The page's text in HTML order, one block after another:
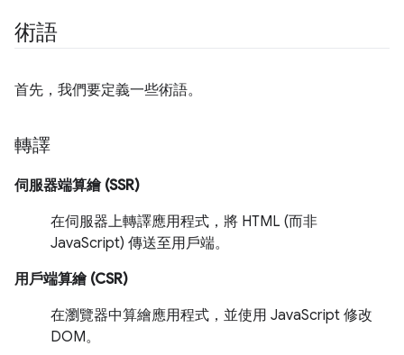
術語
首先，我們要定義一些術語。
轉譯
伺服器端算繪 (SSR)
在伺服器上轉譯應用程式，將 HTML (而非
JavaScript) 傳送至用戶端。
用戶端算繪 (CSR)
在瀏覽器中算繪應用程式，並使用 JavaScript 修改
DOM。